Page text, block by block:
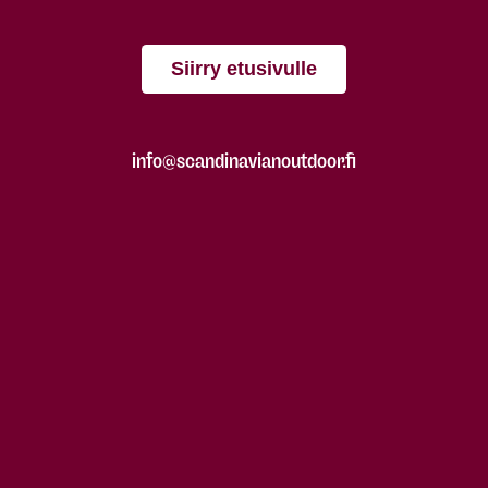
Siirry etusivulle
info@scandinavianoutdoor.fi